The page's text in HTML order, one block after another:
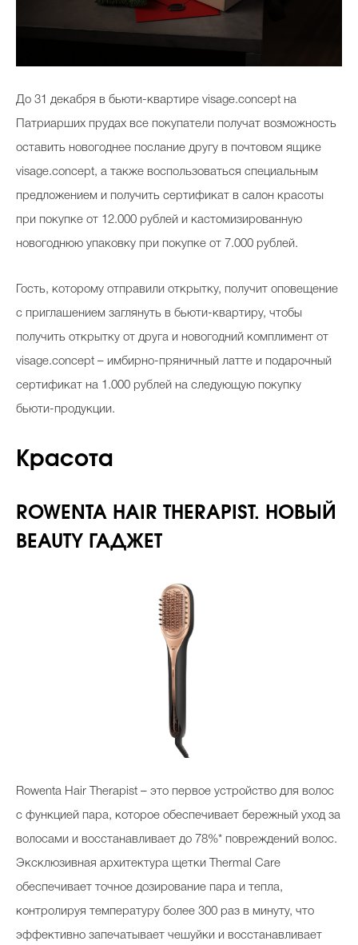
До 31 декабря в бьюти-квартире visage.concept на
Патриарших прудах все покупатели получат возможность
оставить новогоднее послание другу в почтовом ящике
visage.concept, а также воспользоваться специальным
предложением и получить сертификат в салон красоты
при покупке от 12.000 рублей и кастомизированную
новогоднюю упаковку при покупке от 7.000 рублей.
Гость, которому отправили открытку, получит оповещение
с приглашением заглянуть в бьюти-квартиру, чтобы
получить открытку от друга и новогодний комплимент от
visage.concept – имбирно-пряничный латте и подарочный
сертификат на 1.000 рублей на следующую покупку
бьюти-продукции.
Красота
ROWENTA HAIR THERAPIST. НОВЫЙ
BEAUTY ГАДЖЕТ
Rowenta Hair Therapist – это первое устройство для волос
с функцией пара, которое обеспечивает бережный уход за
волосами и восстанавливает до 78%* повреждений волос.
Эксклюзивная архитектура щетки Thermal Care
обеспечивает точное дозирование пара и тепла,
контролируя температуру более 300 раз в минуту, что
эффективно запечатывает чешуйки и восстанавливает